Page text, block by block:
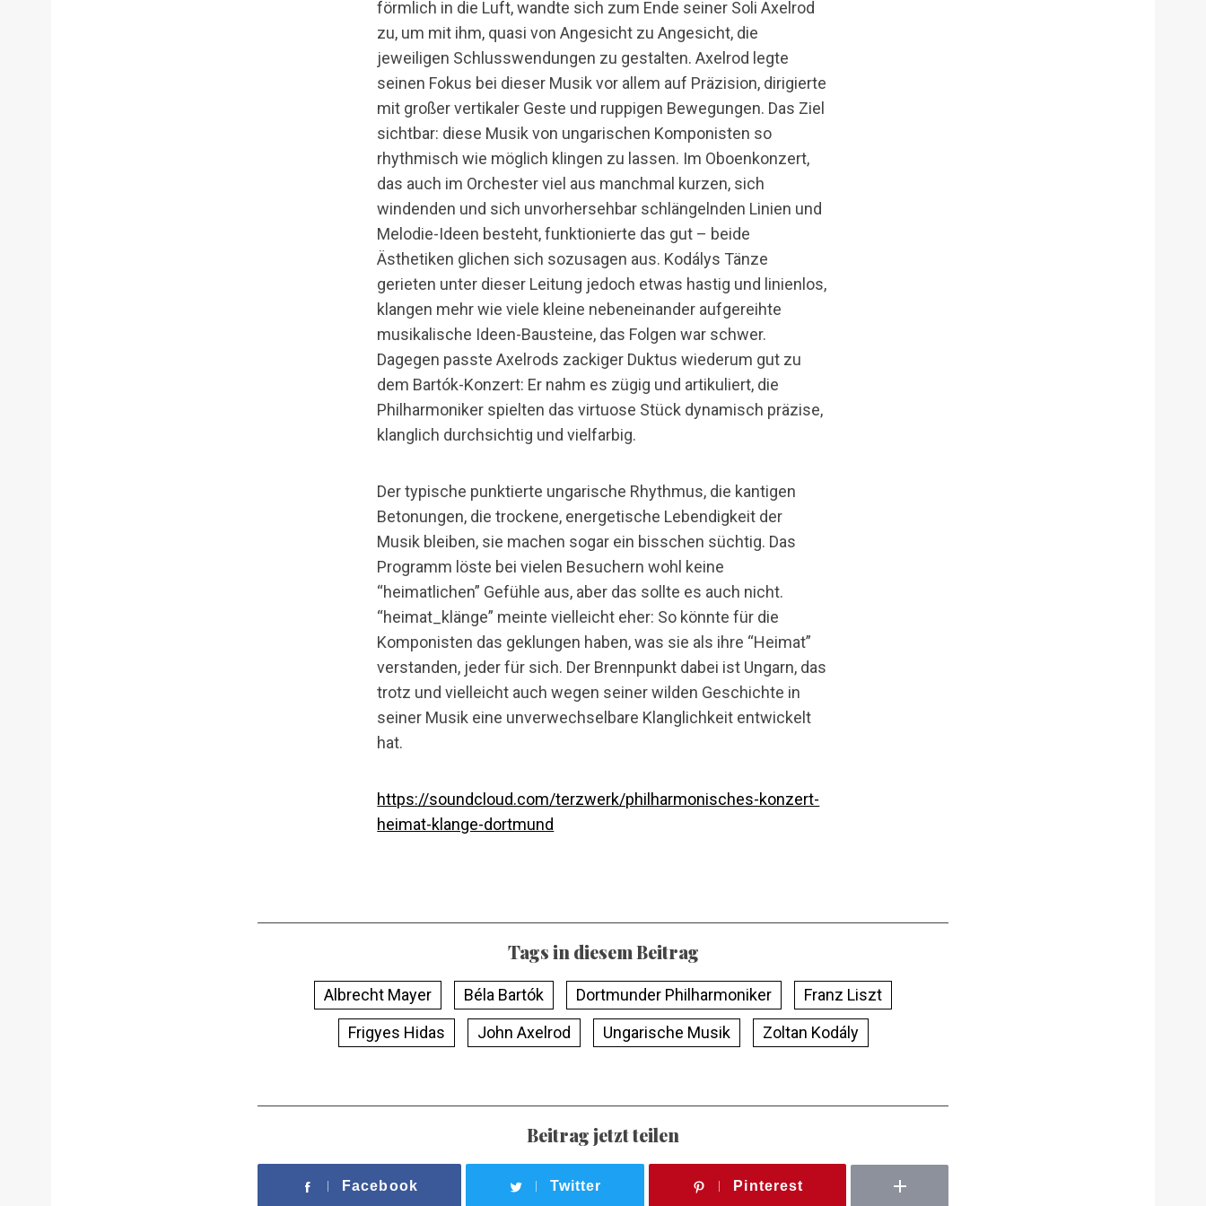
förmlich in die Luft, wandte sich zum Ende seiner Soli Axelrod
zu, um mit ihm, quasi von Angesicht zu Angesicht, die
jeweiligen Schlusswendungen zu gestalten. Axelrod legte
seinen Fokus bei dieser Musik vor allem auf Präzision, dirigierte
mit großer vertikaler Geste und ruppigen Bewegungen. Das Ziel
sichtbar: diese Musik von ungarischen Komponisten so
rhythmisch wie möglich klingen zu lassen. Im Oboenkonzert,
das auch im Orchester viel aus manchmal kurzen, sich
windenden und sich unvorhersehbar schlängelnden Linien und
Melodie-Ideen besteht, funktionierte das gut – beide
Ästhetiken glichen sich sozusagen aus. Kodálys Tänze
gerieten unter dieser Leitung jedoch etwas hastig und linienlos,
klangen mehr wie viele kleine nebeneinander aufgereihte
musikalische Ideen-Bausteine, das Folgen war schwer.
Dagegen passte Axelrods zackiger Duktus wiederum gut zu
dem Bartók-Konzert: Er nahm es zügig und artikuliert, die
Philharmoniker spielten das virtuose Stück dynamisch präzise,
klanglich durchsichtig und vielfarbig.
Der typische punktierte ungarische Rhythmus, die kantigen
Betonungen, die trockene, energetische Lebendigkeit der
Musik bleiben, sie machen sogar ein bisschen süchtig. Das
Programm löste bei vielen Besuchern wohl keine
“heimatlichen” Gefühle aus, aber das sollte es auch nicht.
“heimat_klänge” meinte vielleicht eher: So könnte für die
Komponisten das geklungen haben, was sie als ihre “Heimat”
verstanden, jeder für sich. Der Brennpunkt dabei ist Ungarn, das
trotz und vielleicht auch wegen seiner wilden Geschichte in
seiner Musik eine unverwechselbare Klanglichkeit entwickelt
hat.
https://soundcloud.com/terzwerk/philharmonisches-konzert-
heimat-klange-dortmund
Tags in diesem Beitrag
Albrecht Mayer Béla Bartók Dortmunder Philharmoniker
Franz Liszt
Frigyes Hidas
John Axelrod Ungarische Musik Zoltan Kodály
Beitrag jetzt teilen
Facebook Twitter Pinterest